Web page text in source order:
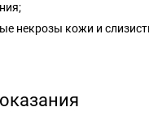
некрозы кожи и